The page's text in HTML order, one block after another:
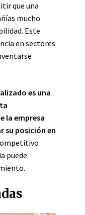
que una
mucho
Este
en sectores
es una
la empresa
su posición en
puede